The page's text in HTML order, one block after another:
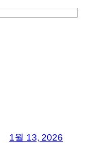
1월 13, 2026